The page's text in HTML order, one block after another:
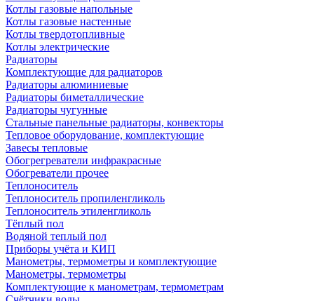
Котлы газовые напольные
Котлы газовые настенные
Котлы твердотопливные
Котлы электрические
Радиаторы
Комплектующие для радиаторов
Радиаторы алюминиевые
Радиаторы биметаллические
Радиаторы чугунные
Стальные панельные радиаторы, конвекторы
Тепловое оборудование, комплектующие
Завесы тепловые
Обогрегреватели инфракрасные
Обогреватели прочее
Теплоноситель
Теплоноситель пропиленгликоль
Теплоноситель этиленгликоль
Тёплый пол
Водяной теплый пол
Приборы учёта и КИП
Манометры, термометры и комплектующие
Манометры, термометры
Комплектующие к манометрам, термометрам